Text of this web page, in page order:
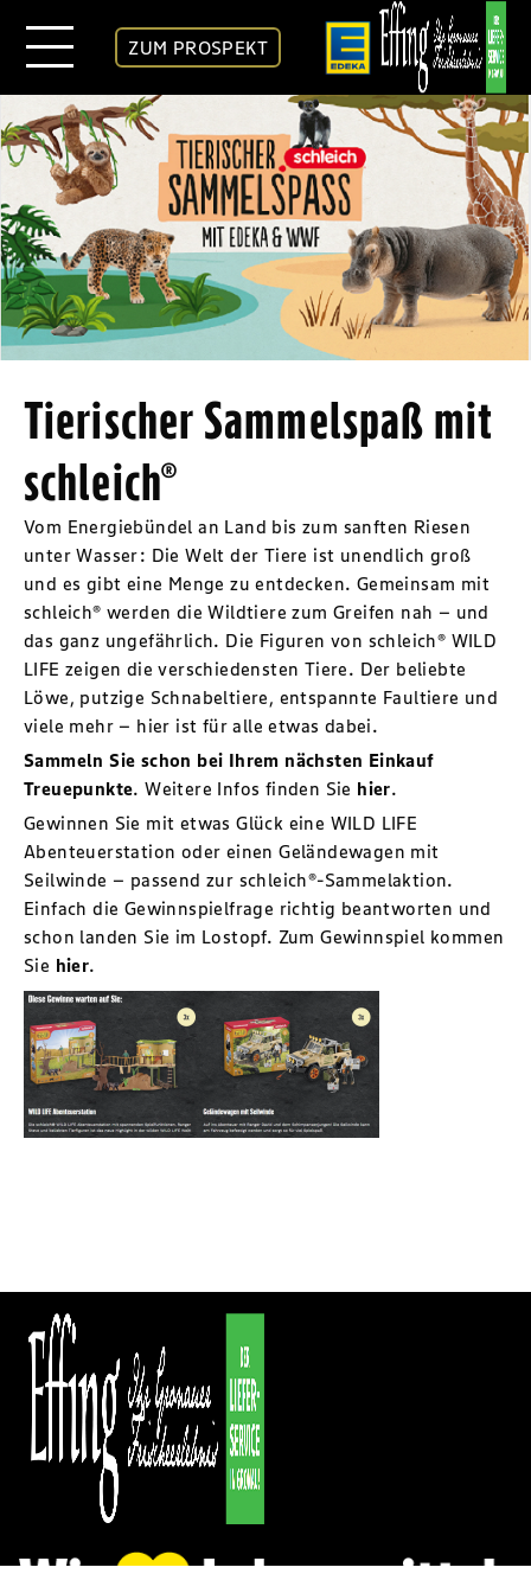
ZUM PROSPEKT
Tierischer Sammelspaß mit
schleich®
Vom Energiebündel an Land bis zum sanften Riesen
unter Wasser: Die Welt der Tiere ist unendlich groß
und es gibt eine Menge zu entdecken. Gemeinsam mit
schleich® werden die Wildtiere zum Greifen nah – und
das ganz ungefährlich. Die Figuren von schleich® WILD
LIFE zeigen die verschiedensten Tiere. Der beliebte
Löwe, putzige Schnabeltiere, entspannte Faultiere und
viele mehr – hier ist für alle etwas dabei.
Sammeln Sie schon bei Ihrem nächsten Einkauf
Treuepunkte. Weitere Infos finden Sie hier.
Gewinnen Sie mit etwas Glück eine WILD LIFE
Abenteuerstation oder einen Geländewagen mit
Seilwinde – passend zur schleich®-Sammelaktion.
Einfach die Gewinnspielfrage richtig beantworten und
schon landen Sie im Lostopf. Zum Gewinnspiel kommen
Sie hier.